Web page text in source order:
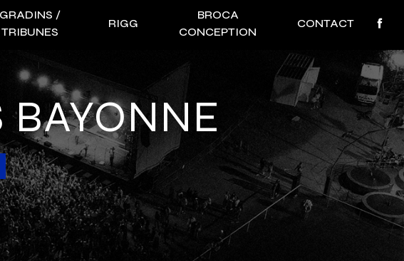
GRADINS /
TRIBUNES
RIGG
BROCA
CONCEPTION
CONTACT
BAYONNE